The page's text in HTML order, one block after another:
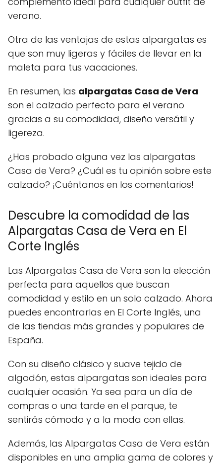
verano.
Otra de las ventajas de estas alpargatas es
que son muy ligeras y fáciles de llevar en la
maleta para tus vacaciones.
En resumen, las alpargatas Casa de Vera
son el calzado perfecto para el verano
gracias a su comodidad, diseño versátil y
ligereza.
¿Has probado alguna vez las alpargatas
Casa de Vera? ¿Cuál es tu opinión sobre este
calzado? ¡Cuéntanos en los comentarios!
Descubre la comodidad de las
Alpargatas Casa de Vera en El
Corte Inglés
Las Alpargatas Casa de Vera son la elección
perfecta para aquellos que buscan
comodidad y estilo en un solo calzado. Ahora
puedes encontrarlas en El Corte Inglés, una
de las tiendas más grandes y populares de
España.
Con su diseño clásico y suave tejido de
algodón, estas alpargatas son ideales para
cualquier ocasión. Ya sea para un día de
compras o una tarde en el parque, te
sentirás cómodo y a la moda con ellas.
Además, las Alpargatas Casa de Vera están
disponibles en una amplia gama de colores y